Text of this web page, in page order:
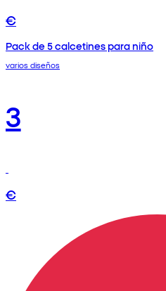
€
Pack de 5 calcetines para niño
varios diseños
3
€